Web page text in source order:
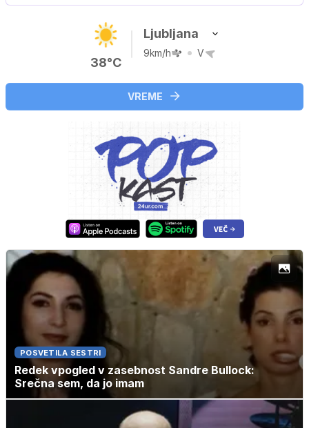
38°C
Ljubljana
9km/h V
VREME
POSVETILA SESTRI
Redek vpogled v zasebnost Sandre Bullock:
Srečna sem, da jo imam